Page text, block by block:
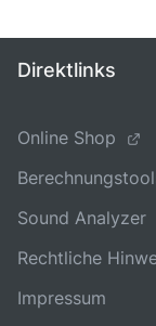
Direktlinks
Online Shop
Sound Analyzer
Rechtliche
Impressum